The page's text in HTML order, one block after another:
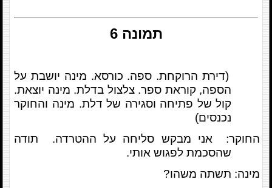
תמונה 6
(דירת הרוקחת. ספה. כורסא. מינה יושבת על
הספה, קוראת ספר. צלצול בדלת. מינה יוצאת.
קול של פתיחה וסגירה של דלת. מינה והחוקר
נכנסים)
החוקר: אני מבקש סליחה על ההטרדה. תודה
שהסכמת לפגוש אותי.
מינה: תשתה משהו?